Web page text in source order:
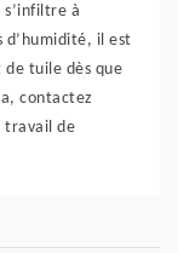
à
d’humidité, il est
de tuile dès que
contactez
travail de